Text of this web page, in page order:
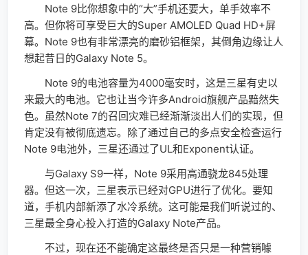
Note 9比你想象中的“大”手机还要大，单手效率不
高。但你将可享受巨大的Super AMOLED Quad HD+屏
幕。Note 9也有非常漂亮的磨砂铝框架，其倒角边缘让人
想起昔日的Galaxy Note 5。
Note 9的电池容量为4000毫安时，这是三星有史以
来最大的电池。它也让当今许多Android旗舰产品黯然失
色。虽然Note 7的召回灾难已经渐渐淡出人们的实现，但
肯定没有被彻底遗忘。除了通过自己的多点安全检查运行
Note 9电池外，三星还通过了UL和Exponent认证。
与Galaxy S9一样，Note 9采用高通骁龙845处理
器。但这一次，三星表示已经对GPU进行了优化。要知
道，手机内部新添了水冷系统。这可能是我们听说过的、
三星最全身心投入打造的Galaxy Note产品。
不过，现在还不能确定这最终是否只是一种营销噱